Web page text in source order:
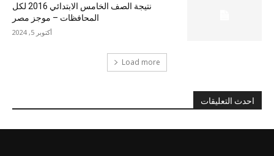
نتيجة الصف الخامس الابتدائي 2016 لكل
المحافظات – موجز مصر
أكتوبر 5, 2024
Load more
احدث التعليقات